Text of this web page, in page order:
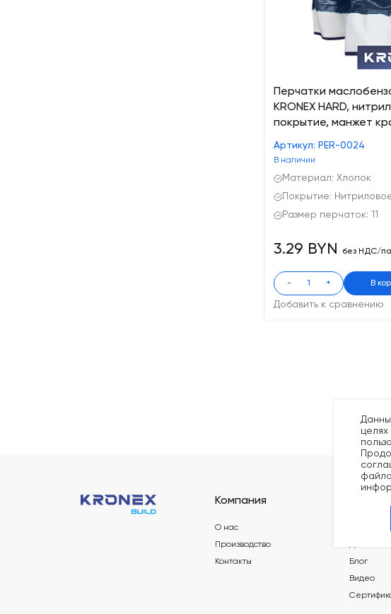
Перчатки
KRONEX HARD,
покрытие, манжет
Артикул: PER-0024
В наличии
Материал: Хлопок
Покрытие:
Размер перчаток: 11
Добавить к сравнению
3.29 BYN без НДС/
- + В
Компания
О нас
Производство
Контакты
Блог
Видео